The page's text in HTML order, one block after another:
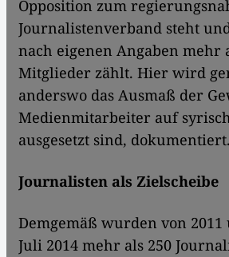
Opposition zum
Journalistenverband steht
nach eigenen Angaben mehr
Mitglieder zählt. Hier wird
anderswo das Ausmaß der
Medienmitarbeiter auf
ausgesetzt sind, dokumentiert.
Journalisten als Zielscheibe
Demgemäß wurden von 2011
Juli 2014 mehr als 250